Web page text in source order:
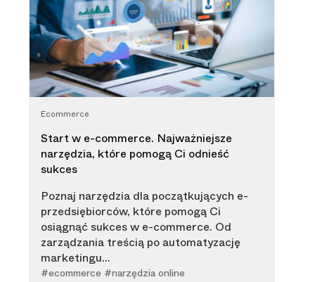
Ecommerce
Start w e-commerce. Najważniejsze
narzędzia, które pomogą Ci odnieść
sukces
Poznaj narzędzia dla początkujących e-
przedsiębiorców, które pomogą Ci
osiągnąć sukces w e-commerce. Od
zarządzania treścią po automatyzację
marketingu...
#ecommerce #narzędzia online